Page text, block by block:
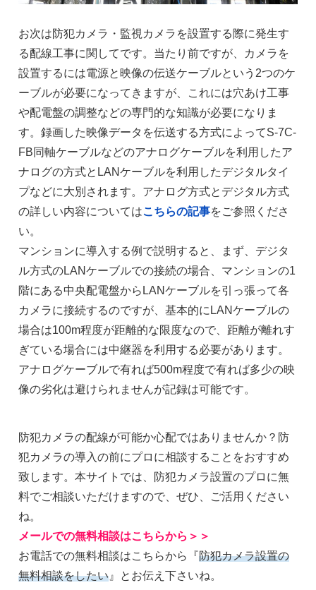
お次は防犯カメラ・監視カメラを設置する際に発生す
る配線工事に関してです。当たり前ですが、カメラを
設置するには電源と映像の伝送ケーブルという2つのケ
ーブルが必要になってきますが、これには穴あけ工事
や配電盤の調整などの専門的な知識が必要になりま
す。録画した映像データを伝送する方式によってS-7C-
FB同軸ケーブルなどのアナログケーブルを利用したア
ナログの方式とLANケーブルを利用したデジタルタイ
プなどに大別されます。アナログ方式とデジタル方式
の詳しい内容についてはこちらの記事をご参照くださ
い。
マンションに導入する例で説明すると、まず、デジタ
ル方式のLANケーブルでの接続の場合、マンションの1
階にある中央配電盤からLANケーブルを引っ張って各
カメラに接続するのですが、基本的にLANケーブルの
場合は100m程度が距離的な限度なので、距離が離れす
ぎている場合には中継器を利用する必要があります。
アナログケーブルで有れば500m程度で有れば多少の映
像の劣化は避けられませんが記録は可能です。
防犯カメラの配線が可能か心配ではありませんか？防
犯カメラの導入の前にプロに相談することをおすすめ
致します。本サイトでは、防犯カメラ設置のプロに無
料でご相談いただけますので、ぜひ、ご活用ください
ね。
メールでの無料相談はこちらから＞＞
お電話での無料相談はこちらから『防犯カメラ設置の
無料相談をしたい 』とお伝え下さいね。